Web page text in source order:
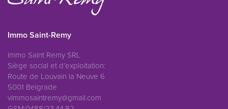
Immo Saint-Remy
Immo Saint Remy SRL
Siège social et d’exploitation:
Route de Louvain la Neuve 6
5001 Belgrade
vimmosaintremy@gmail.com